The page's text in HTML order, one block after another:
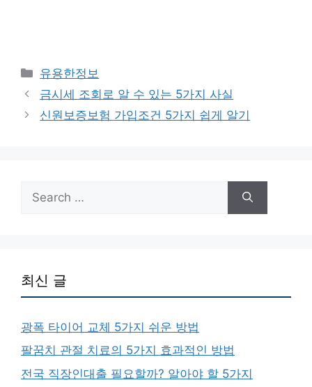
Categories
유용한정보
금시세 조회로 알 수 있는 5가지 사실
신원보증보험 가입조건 5가지 쉽게 알기
for:
최신 글
광폭 타이어 교체 5가지 쉬운 방법
팔꿈치 관절 치료의 5가지 효과적인 방법
전국 직장인대출 필요할까? 알아야 할 5가지